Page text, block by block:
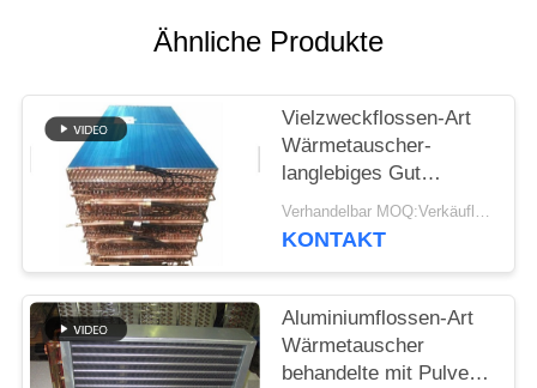
POLICY
Ähnliche Produkte
Vielzweckflossen-Art
Wärmetauscher-
langlebiges Gut
galvanisiertes
Stahleinsatzgehäuse
Verhandelbar MOQ:Verkäuflich
KONTAKT
Aluminiumflossen-Art
Wärmetauscher
behandelte mit Pulver-